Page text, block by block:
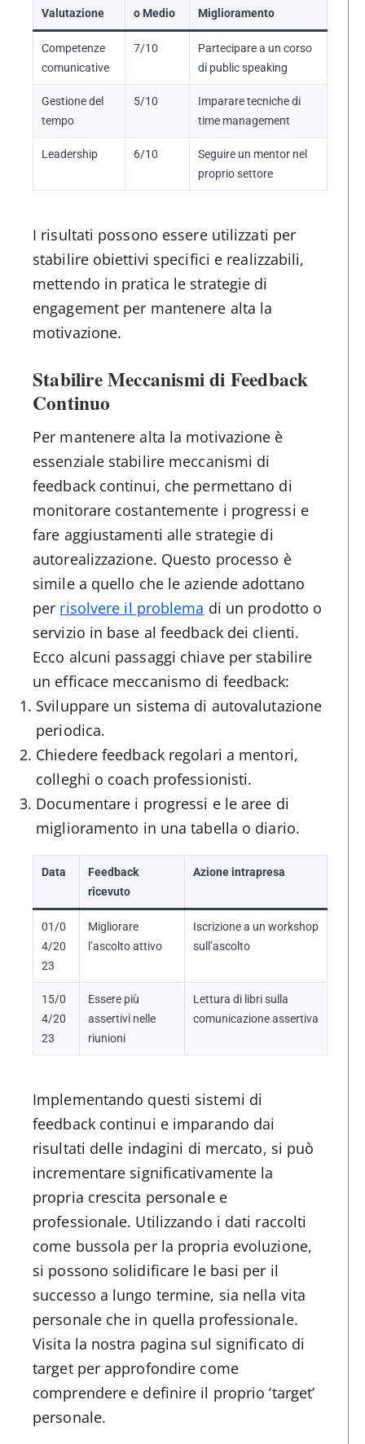
Valutazione
o Medio
Miglioramento
Competenze
comunicative
7/10
Partecipare a un corso
di public speaking
Gestione del
tempo
5/10
Imparare tecniche di
time management
Leadership 6/10
Seguire un mentor nel
proprio settore
I risultati possono essere utilizzati per
stabilire obiettivi specifici e realizzabili,
mettendo in pratica le strategie di
engagement per mantenere alta la
motivazione.
Stabilire Meccanismi di Feedback
Continuo
Per mantenere alta la motivazione è
essenziale stabilire meccanismi di
feedback continui, che permettano di
monitorare costantemente i progressi e
fare aggiustamenti alle strategie di
autorealizzazione. Questo processo è
simile a quello che le aziende adottano
per risolvere il problema di un prodotto o
servizio in base al feedback dei clienti.
Ecco alcuni passaggi chiave per stabilire
un efficace meccanismo di feedback:
Sviluppare un sistema di autovalutazione
periodica.
Chiedere feedback regolari a mentori,
colleghi o coach professionisti.
Documentare i progressi e le aree di
miglioramento in una tabella o diario.
Data
Feedback
ricevuto
Azione intrapresa
01/0
4/20
23
Migliorare
l’ascolto attivo
Iscrizione a un workshop
sull’ascolto
15/0
4/20
23
Essere più
assertivi nelle
riunioni
Lettura di libri sulla
comunicazione assertiva
Implementando questi sistemi di
feedback continui e imparando dai
risultati delle indagini di mercato, si può
incrementare significativamente la
propria crescita personale e
professionale. Utilizzando i dati raccolti
come bussola per la propria evoluzione,
si possono solidificare le basi per il
successo a lungo termine, sia nella vita
personale che in quella professionale.
Visita la nostra pagina sul significato di
target per approfondire come
comprendere e definire il proprio ‘target’
personale.